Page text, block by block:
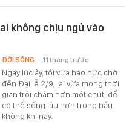
không chịu ngủ vào
Ngay lúc ấy, tôi vừa háo hức chờ
đến Đại lễ 2/9, lại vừa mong thời
gian trôi chậm hơn một chút, để
có thể sống lâu hơn trong bầu
không khí này.
ĐỜI SỐNG - 11 tháng trước